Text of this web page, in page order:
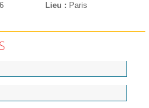
Lieu Paris